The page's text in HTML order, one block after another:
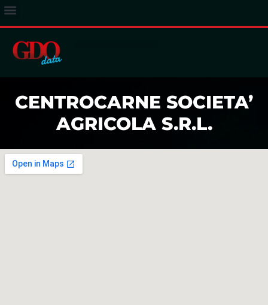
CENTROCARNE SOCIETA’
AGRICOLA S.R.L.